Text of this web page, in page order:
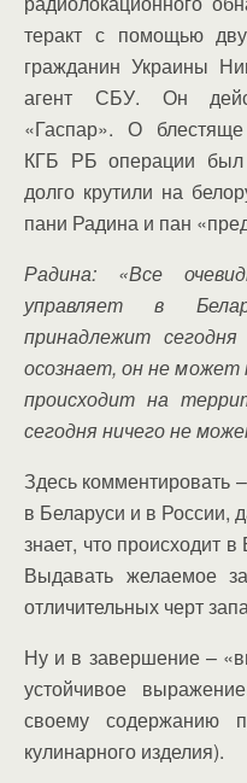
теракт с помощью
гражданин Украины
агент СБУ. Он
«Гаспар». О
КГБ РБ операции
долго крутили на
пани Радина и пан
Радина: «Все
управляет в
принадлежит
осознает, он не может
происходит на
сегодня ничего не
Здесь комментировать
в Беларуси и в России,
знает, что происходит
Выдавать желаемое
отличительных черт
Ну и в завершение –
устойчивое
своему содержанию
кулинарного изделия).